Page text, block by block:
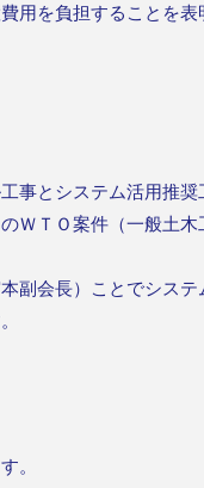
用を負担することを
事とシステム活用推奨
ＷＴＯ案件（一般土
副会長）ことでシス
。